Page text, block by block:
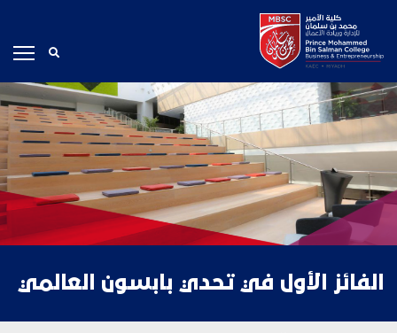
الفائز الأول فيتحدي بابسون العالمي